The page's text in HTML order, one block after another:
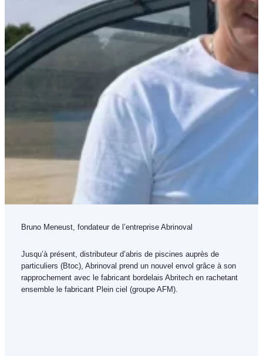
Bruno Meneust, fondateur de l’entreprise Abrinoval
Jusqu’à présent, distributeur d’abris de piscines auprès de
particuliers (Btoc), Abrinoval prend un nouvel envol grâce à son
rapprochement avec le fabricant bordelais Abritech en rachetant
ensemble le fabricant Plein ciel (groupe AFM).